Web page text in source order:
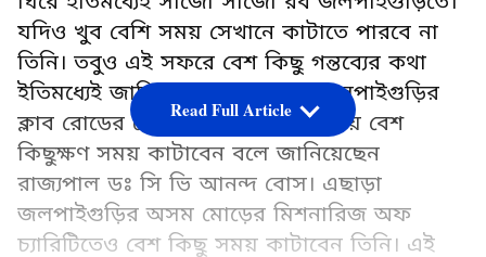
যদিও খুব বেশি সময় সেখানে কাটাতে পারবে না
তিনি। তবুও এই সফরে বেশ কিছু গন্তব্যের কথা
ইতিমধ্যেই জানিয়েছেন রাজ্যপাল। জলপাইগুড়ির
ক্লাব রোডের স্টেট ব্যাঙ্কের প্রধান শাখায় বেশ
কিছুক্ষণ সময় কাটাবেন বলে জানিয়েছেন
রাজ্যপাল ডঃ সি ভি আনন্দ বোস। এছাড়া
জলপাইগুড়ির অসম মোড়ের মিশনারিজ অফ
চ্যারিটিতেও বেশ কিছু সময় কাটাবেন তিনি। এই
Read Full Article